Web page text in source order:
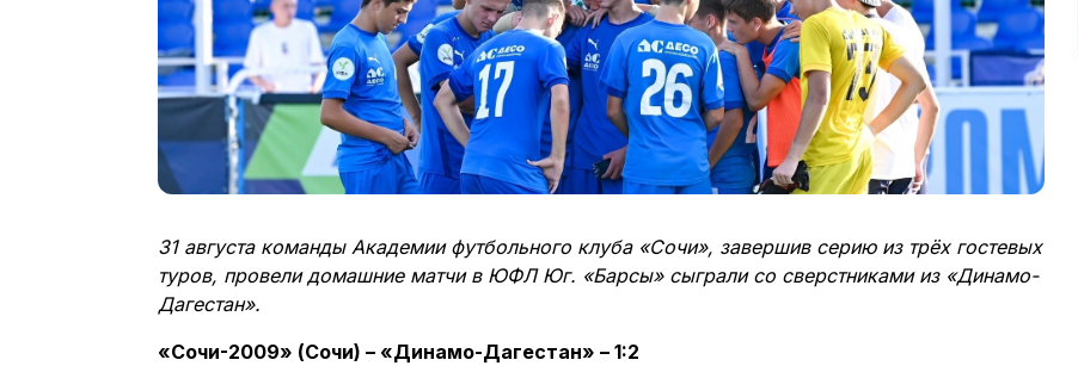
31 августа команды Академии футбольного клуба «Сочи», завершив серию из трёх гостевых
туров, провели домашние матчи в ЮФЛ Юг. «Барсы» сыграли со сверстниками из «Динамо-
Дагестан».
«Сочи-2009» (Сочи) – «Динамо-Дагестан» – 1:2